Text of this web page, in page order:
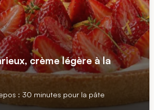
crème légère à la
: 30 minutes pour la pâte